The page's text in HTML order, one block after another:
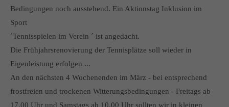
Bedingungen noch ausstehend. Ein Aktionstag Inklusion im
Sport
´Tennisspielen im Verein ´ ist angedacht.
Die Frühjahrsrenovierung der Tennisplätze soll wieder in
Eigenleistung erfolgen ...
An den nächsten 4 Wochenenden im März - bei entsprechend
frostfreien und trockenen Witterungsbedingungen - Freitags ab
17.00 Uhr und Samstags ab 10.00 Uhr sollten wir in kleinen